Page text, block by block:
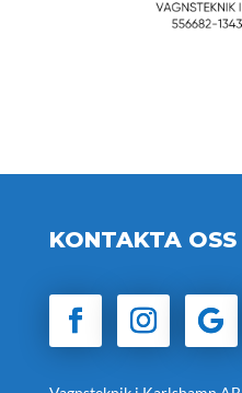
KONTAKTA OSS